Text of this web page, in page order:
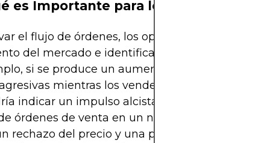
es Importante para los Operadores
el flujo de órdenes, los operadores intentan
del mercado e identificar posibles puntos de
si se produce un aumento repentino de
mientras los vendedores apenas
indicar un impulso alcista. Por el contrario, un
órdenes de venta en un nivel de resistencia
rechazo del precio y una posible reversión. Los